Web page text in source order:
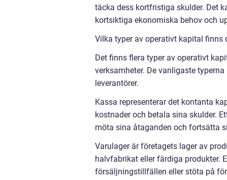
täcka dess kortfristiga skulder. Det
kortsiktiga ekonomiska behov och
Vilka typer av operativt kapital finns
Det finns flera typer av operativt
verksamheter. De vanligaste
leverantörer.
Kassa representerar det kontanta
kostnader och betala sina skulder.
möta sina åtaganden och fortsätta
Varulager är företagets lager av
halvfabrikat eller färdiga produkter.
försäljningstillfällen eller stöta på